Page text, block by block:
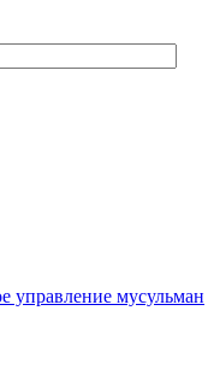
управление мусульман